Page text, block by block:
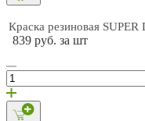
Краска резиновая
839 руб. за шт